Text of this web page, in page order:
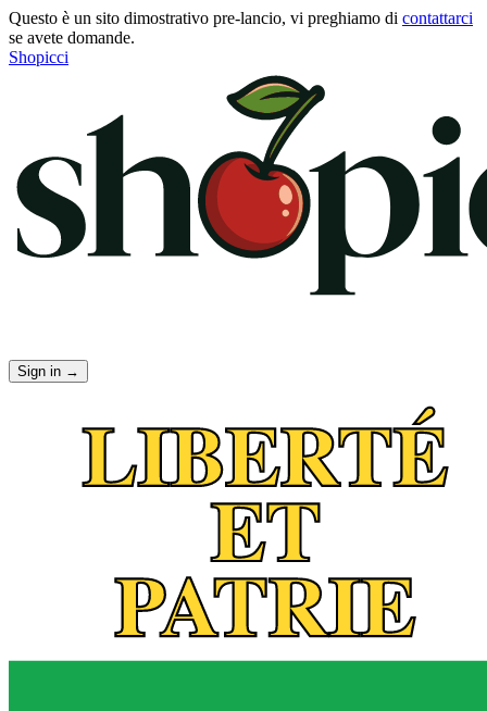
Questo è un sito dimostrativo pre-lancio, vi preghiamo di contattarci
se avete domande.
Shopicci
Sign in →